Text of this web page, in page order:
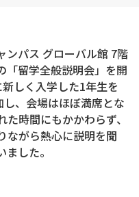
ンパス グローバル館 7階
「留学全般説明会」を開
しく入学した1年生を
、会場はほぼ満席とな
時間にもかかわらず、
ながら熱心に説明を聞
した。